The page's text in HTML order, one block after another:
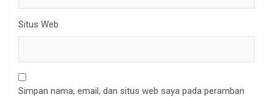
Situs Web
Simpan nama, email, dan situs web saya pada peramban